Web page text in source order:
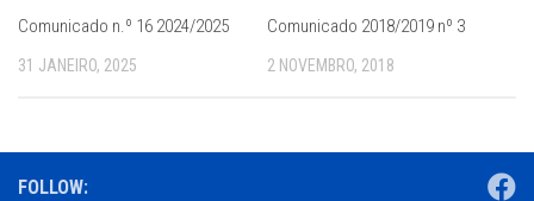
Comunicado n.º 16 2024/2025
31 JANEIRO, 2025
Comunicado 2018/2019 nº 3
2 NOVEMBRO, 2018
FOLLOW: